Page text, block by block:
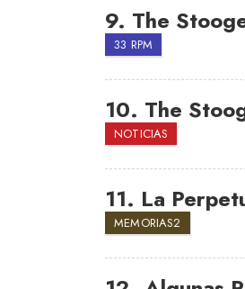
9. The
33 RPM
10. The
NOTICIAS
11. La
MEMORIAS2